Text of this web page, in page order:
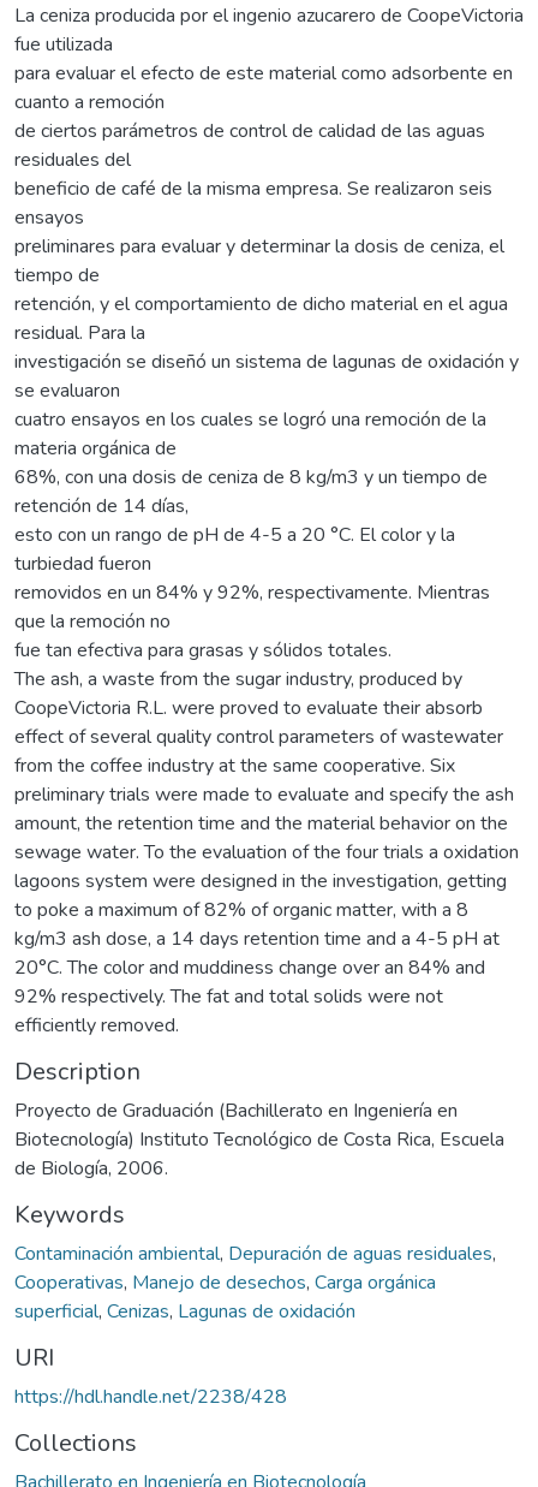
La ceniza producida por el ingenio azucarero de CoopeVictoria
fue utilizada
para evaluar el efecto de este material como adsorbente en
cuanto a remoción
de ciertos parámetros de control de calidad de las aguas
residuales del
beneficio de café de la misma empresa. Se realizaron seis
ensayos
preliminares para evaluar y determinar la dosis de ceniza, el
tiempo de
retención, y el comportamiento de dicho material en el agua
residual. Para la
investigación se diseñó un sistema de lagunas de oxidación y
se evaluaron
cuatro ensayos en los cuales se logró una remoción de la
materia orgánica de
68%, con una dosis de ceniza de 8 kg/m3 y un tiempo de
retención de 14 días,
esto con un rango de pH de 4-5 a 20 °C. El color y la
turbiedad fueron
removidos en un 84% y 92%, respectivamente. Mientras
que la remoción no
fue tan efectiva para grasas y sólidos totales.
The ash, a waste from the sugar industry, produced by
CoopeVictoria R.L. were proved to evaluate their absorb
effect of several quality control parameters of wastewater
from the coffee industry at the same cooperative. Six
preliminary trials were made to evaluate and specify the ash
amount, the retention time and the material behavior on the
sewage water. To the evaluation of the four trials a oxidation
lagoons system were designed in the investigation, getting
to poke a maximum of 82% of organic matter, with a 8
kg/m3 ash dose, a 14 days retention time and a 4-5 pH at
20°C. The color and muddiness change over an 84% and
92% respectively. The fat and total solids were not
efficiently removed.
Description
Proyecto de Graduación (Bachillerato en Ingeniería en
Biotecnología) Instituto Tecnológico de Costa Rica, Escuela
de Biología, 2006.
Keywords
Contaminación ambiental, Depuración de aguas residuales,
Cooperativas, Manejo de desechos, Carga orgánica
superficial, Cenizas, Lagunas de oxidación
URI
https://hdl.handle.net/2238/428
Collections